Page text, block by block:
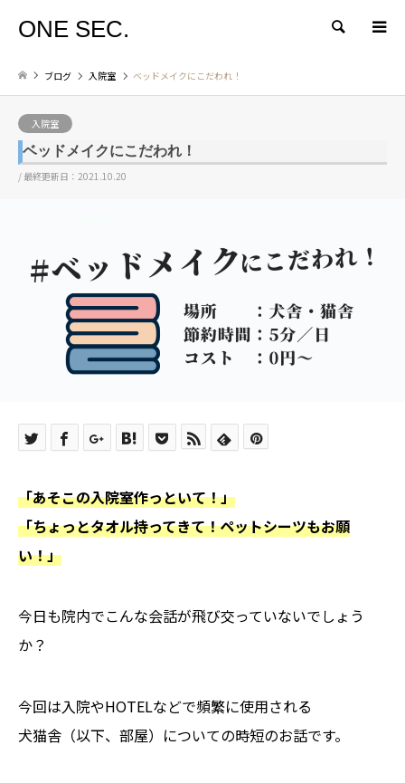
ONE SEC. 検索
ブログ 入院室 ベッドメイクにこだわれ！
入院室
ベッドメイクにこだわれ！
/ 最終更新日：2021.10.20
「あそこの入院室作っといて！」
「ちょっとタオル持ってきて！ペットシーツもお願
い！」
今日も院内でこんな会話が飛び交っていないでしょう
か？
今回は入院やHOTELなどで頻繁に使用される
犬猫舎（以下、部屋）についての時短のお話です。